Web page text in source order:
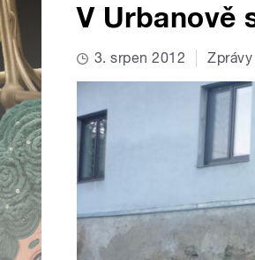
V Urbanově
3. srpen 2012